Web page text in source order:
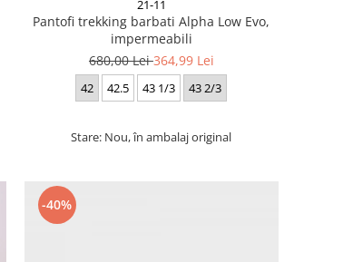
21-11
Pantofi trekking barbati Alpha Low Evo,
impermeabili
680,00 Lei364,99 Lei
42 42.5 43 1/3 43 2/3
Stare: Nou, în ambalaj original
-40%